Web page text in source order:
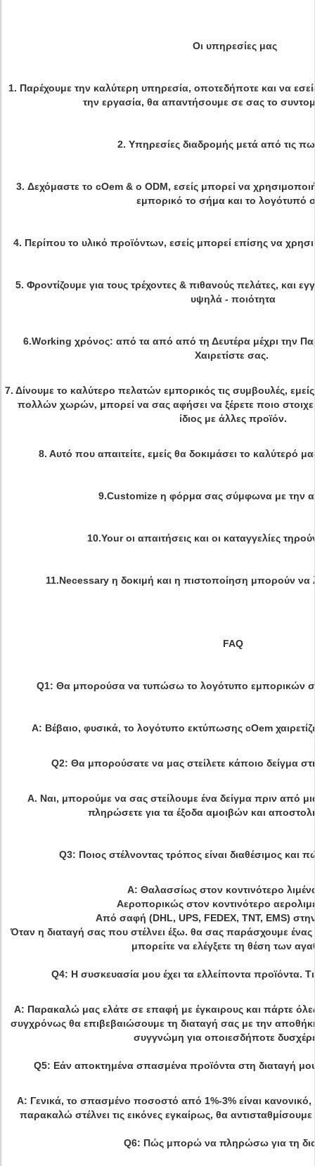
Οι υπηρεσίες μας
1. Παρέχουμε την καλύτερη υπηρεσία, οποτεδήποτε και να
την εργασία, θα απαντήσουμε σε σας το
2. Υπηρεσίες διαδρομής μετά από τις
3. Δεχόμαστε το cOem & ο ODM, εσείς μπορεί να
εμπορικό το σήμα και το λογότυπό
4. Περίπου το υλικό προϊόντων, εσείς μπορεί επίσης να
5. Φροντίζουμε για τους τρέχοντες & πιθανούς πελάτες, και
υψηλά - ποιότητα
6.Working χρόνος: από τα από από τη Δευτέρα μέχρι την
Χαιρετίστε σας.
7. Δίνουμε το καλύτερο πελατών εμπορικός τις συμβουλές,
πολλών χωρών, μπορεί να σας αφήσει να ξέρετε ποιο
ίδιος με άλλες προϊόν.
8. Αυτό που απαιτείτε, εμείς θα δοκιμάσει το καλύτερό
9.Customize η φόρμα σας σύμφωνα με την
10.Your οι απαιτήσεις και οι καταγγελίες
11.Necessary η δοκιμή και η πιστοποίηση μπορούν να
FAQ
Q1: Θα μπορούσα να τυπώσω το λογότυπο εμπορικών
Α: Βέβαιο, φυσικά, το λογότυπο εκτύπωσης cOem
Q2: Θα μπορούσατε να μας στείλετε κάποιο δείγμα
Α. Ναι, μπορούμε να σας στείλουμε ένα δείγμα πριν από
πληρώσετε για τα έξοδα αμοιβών και
Q3: Ποιος στέλνοντας τρόπος είναι διαθέσιμος και
Α: Θαλασσίως στον κοντινότερο
Αεροπορικώς στον κοντινότερο
Από σαφή (DHL, UPS, FEDEX, TNT, EMS)
Όταν η διαταγή σας που στέλνει έξω. θα σας παράσχουμε ένας
μπορείτε να ελέγξετε τη θέση των
Q4: Η συσκευασία μου έχει τα ελλείποντα προϊόντα.
Α: Παρακαλώ μας ελάτε σε επαφή με έγκαιρους και πάρτε όλες
συγχρόνως θα επιβεβαιώσουμε τη διαταγή σας με την
συγγνώμη για οποιεσδήποτε
Q5: Εάν αποκτημένα σπασμένα προϊόντα στη διαταγή
Α: Γενικά, το σπασμένο ποσοστό από 1%-3% είναι
παρακαλώ στέλνει τις εικόνες εγκαίρως, θα
Q6: Πώς μπορώ να πληρώσω για τη